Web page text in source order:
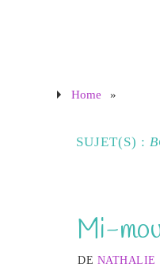
Home »
SUJET(S) :
Mi-
DE NATHALIE